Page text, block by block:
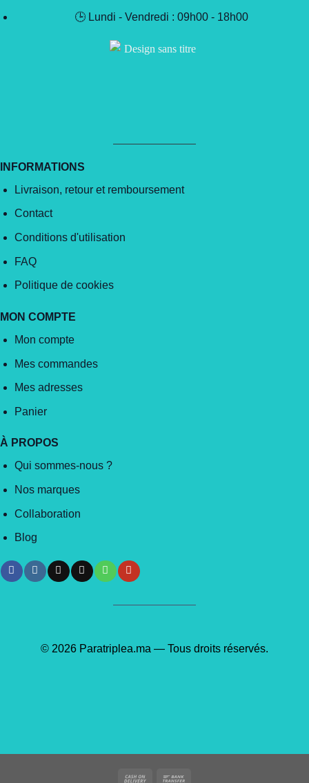
🕒 Lundi - Vendredi : 09h00 - 18h00
INFORMATIONS
Livraison, retour et remboursement
Contact
Conditions d'utilisation
FAQ
Politique de cookies
MON COMPTE
Mon compte
Mes commandes
Mes adresses
Panier
À PROPOS
Qui sommes-nous ?
Nos marques
Collaboration
Blog
© 2026 Paratriplea.ma — Tous droits réservés.
Cash